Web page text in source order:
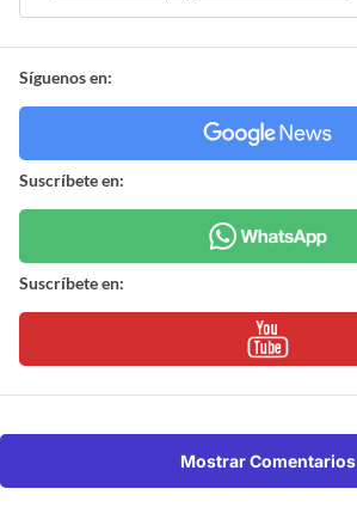
Síguenos en:
Suscríbete en:
Suscríbete en:
Mostrar Comentarios